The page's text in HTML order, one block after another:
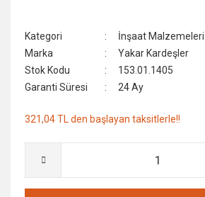
Kategori
İnşaat Malzemeleri
Marka
Yakar Kardeşler
Stok Kodu
153.01.1405
Garanti Süresi
24 Ay
321,04 TL den başlayan taksitlerle!!